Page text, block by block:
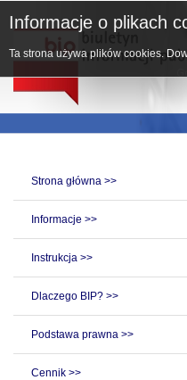
Strona główna >>
Informacje >>
Instrukcja >>
Dlaczego BIP? >>
Podstawa prawna >>
Cennik >>
Informacje o plikach
Ta strona używa plików cookies.